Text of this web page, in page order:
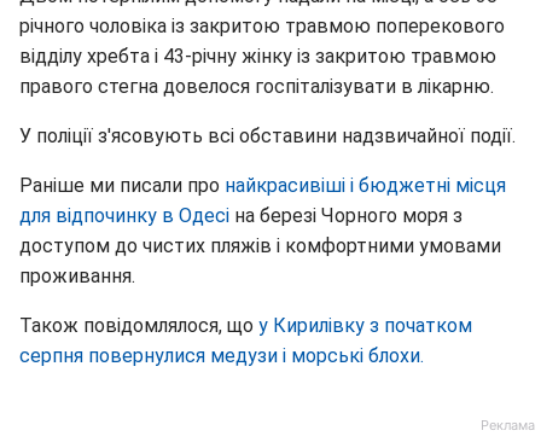
річного чоловіка із закритою травмою поперекового
відділу хребта і 43-річну жінку із закритою травмою
правого стегна довелося госпіталізувати в лікарню.
У поліції з'ясовують всі обставини надзвичайної події.
Раніше ми писали про найкрасивіші і бюджетні місця
для відпочинку в Одесі на березі Чорного моря з
доступом до чистих пляжів і комфортними умовами
проживання.
Також повідомлялося, що у Кирилівку з початком
серпня повернулися медузи і морські блохи.